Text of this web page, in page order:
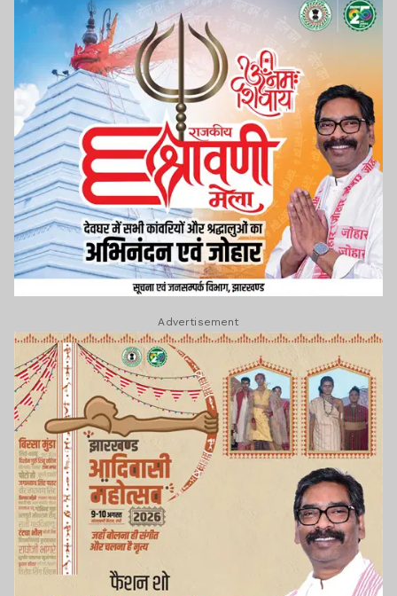
Advertisement